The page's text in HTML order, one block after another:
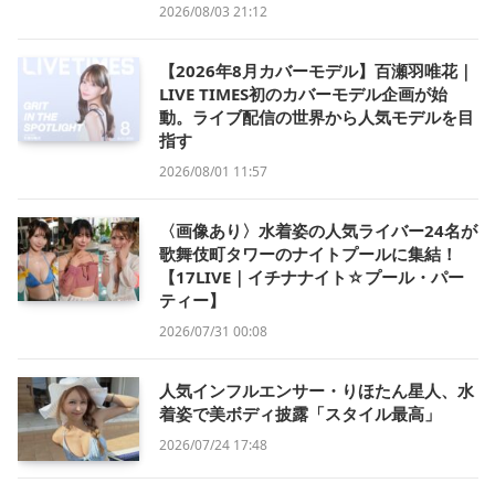
2026/08/03 21:12
【2026年8月カバーモデル】百瀬羽唯花｜
LIVE TIMES初のカバーモデル企画が始
動。ライブ配信の世界から人気モデルを目
指す
2026/08/01 11:57
〈画像あり〉水着姿の人気ライバー24名が
歌舞伎町タワーのナイトプールに集結！
【17LIVE｜イチナナイト☆プール・パー
ティー】
2026/07/31 00:08
人気インフルエンサー・りほたん星人、水
着姿で美ボディ披露「スタイル最高」
2026/07/24 17:48